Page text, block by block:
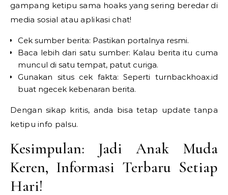
gampang ketipu sama hoaks yang sering beredar di
media sosial atau aplikasi chat!
Cek sumber berita: Pastikan portalnya resmi.
Baca lebih dari satu sumber: Kalau berita itu cuma
muncul di satu tempat, patut curiga.
Gunakan situs cek fakta: Seperti turnbackhoax.id
buat ngecek kebenaran berita.
Dengan sikap kritis, anda bisa tetap update tanpa
ketipu info palsu.
Kesimpulan: Jadi Anak Muda
Keren, Informasi Terbaru Setiap
Hari!